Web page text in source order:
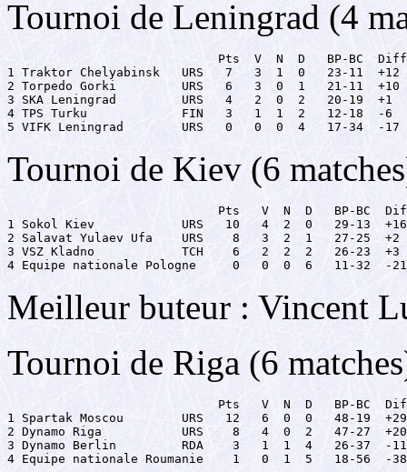
Tournoi de Leningrad (4
                             Pts  V  N  D   BP-BC  Diff
1 Traktor Chelyabinsk   URS   7   3  1  0   23-11  +12
2 Torpedo Gorki         URS   6   3  0  1   21-11  +10
3 SKA Leningrad         URS   4   2  0  2   20-19  +1
4 TPS Turku             FIN   3   1  1  2   12-18  -6
5 VIFK Leningrad        URS   0   0  0  4   17-34  -17
Tournoi de Kiev (6
Pts   V  N  D   BP-BC
1 Sokol Kiev            URS   10   4  2  0   29-13  +16
2 Salavat Yulaev Ufa    URS    8   3  2  1   27-25  +2
3 VSZ Kladno            TCH    6   2  2  2   26-23  +3
4 Equipe nationale Pologne     0   0  0  6   11-32  -21
Meilleur buteur : Vincent
Tournoi de Riga (6
Pts   V  N  D   BP-BC
1 Spartak Moscou        URS   12   6  0  0   48-19  +29
2 Dynamo Riga           URS    8   4  0  2   47-27  +20
3 Dynamo Berlin         RDA    3   1  1  4   26-37  -11
4 Equipe nationale Roumanie    1   0  1  5   18-56  -38